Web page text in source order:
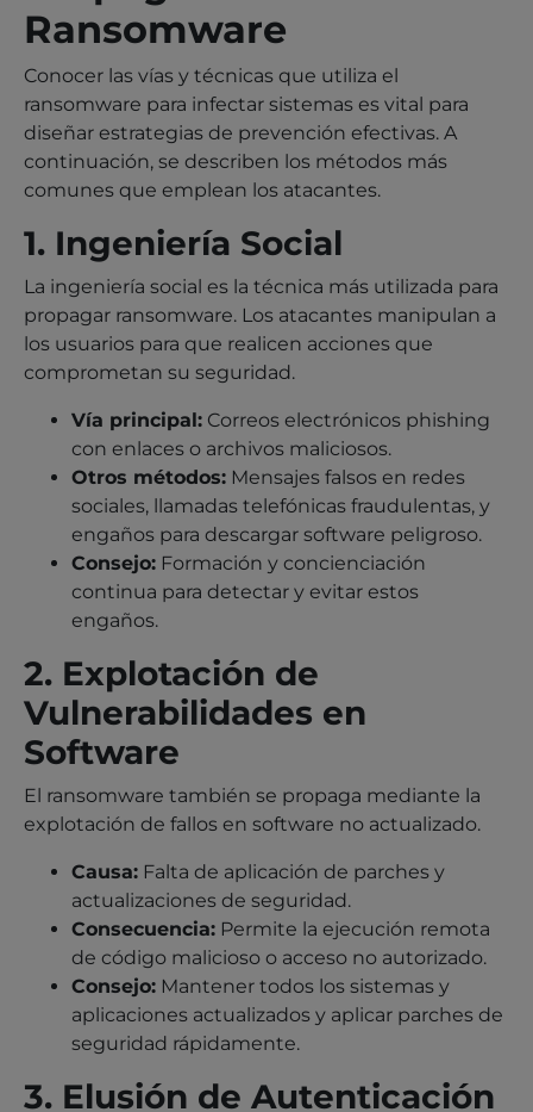
Ransomware
Conocer las vías y técnicas que utiliza el
ransomware para infectar sistemas es vital para
diseñar estrategias de prevención efectivas. A
continuación, se describen los métodos más
comunes que emplean los atacantes.
1. Ingeniería Social
La ingeniería social es la técnica más utilizada para
propagar ransomware. Los atacantes manipulan a
los usuarios para que realicen acciones que
comprometan su seguridad.
Vía principal: Correos electrónicos phishing
con enlaces o archivos maliciosos.
Otros métodos: Mensajes falsos en redes
sociales, llamadas telefónicas fraudulentas, y
engaños para descargar software peligroso.
Consejo: Formación y concienciación
continua para detectar y evitar estos
engaños.
2. Explotación de
Vulnerabilidades en
Software
El ransomware también se propaga mediante la
explotación de fallos en software no actualizado.
Causa: Falta de aplicación de parches y
actualizaciones de seguridad.
Consecuencia: Permite la ejecución remota
de código malicioso o acceso no autorizado.
Consejo: Mantener todos los sistemas y
aplicaciones actualizados y aplicar parches de
seguridad rápidamente.
3. Elusión de Autenticación